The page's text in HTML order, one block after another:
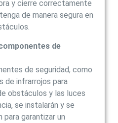
y cierre correctamente
de manera segura en
de
de seguridad, como
de infrarrojos para
obstáculos y las luces
se instalarán y se
para garantizar un